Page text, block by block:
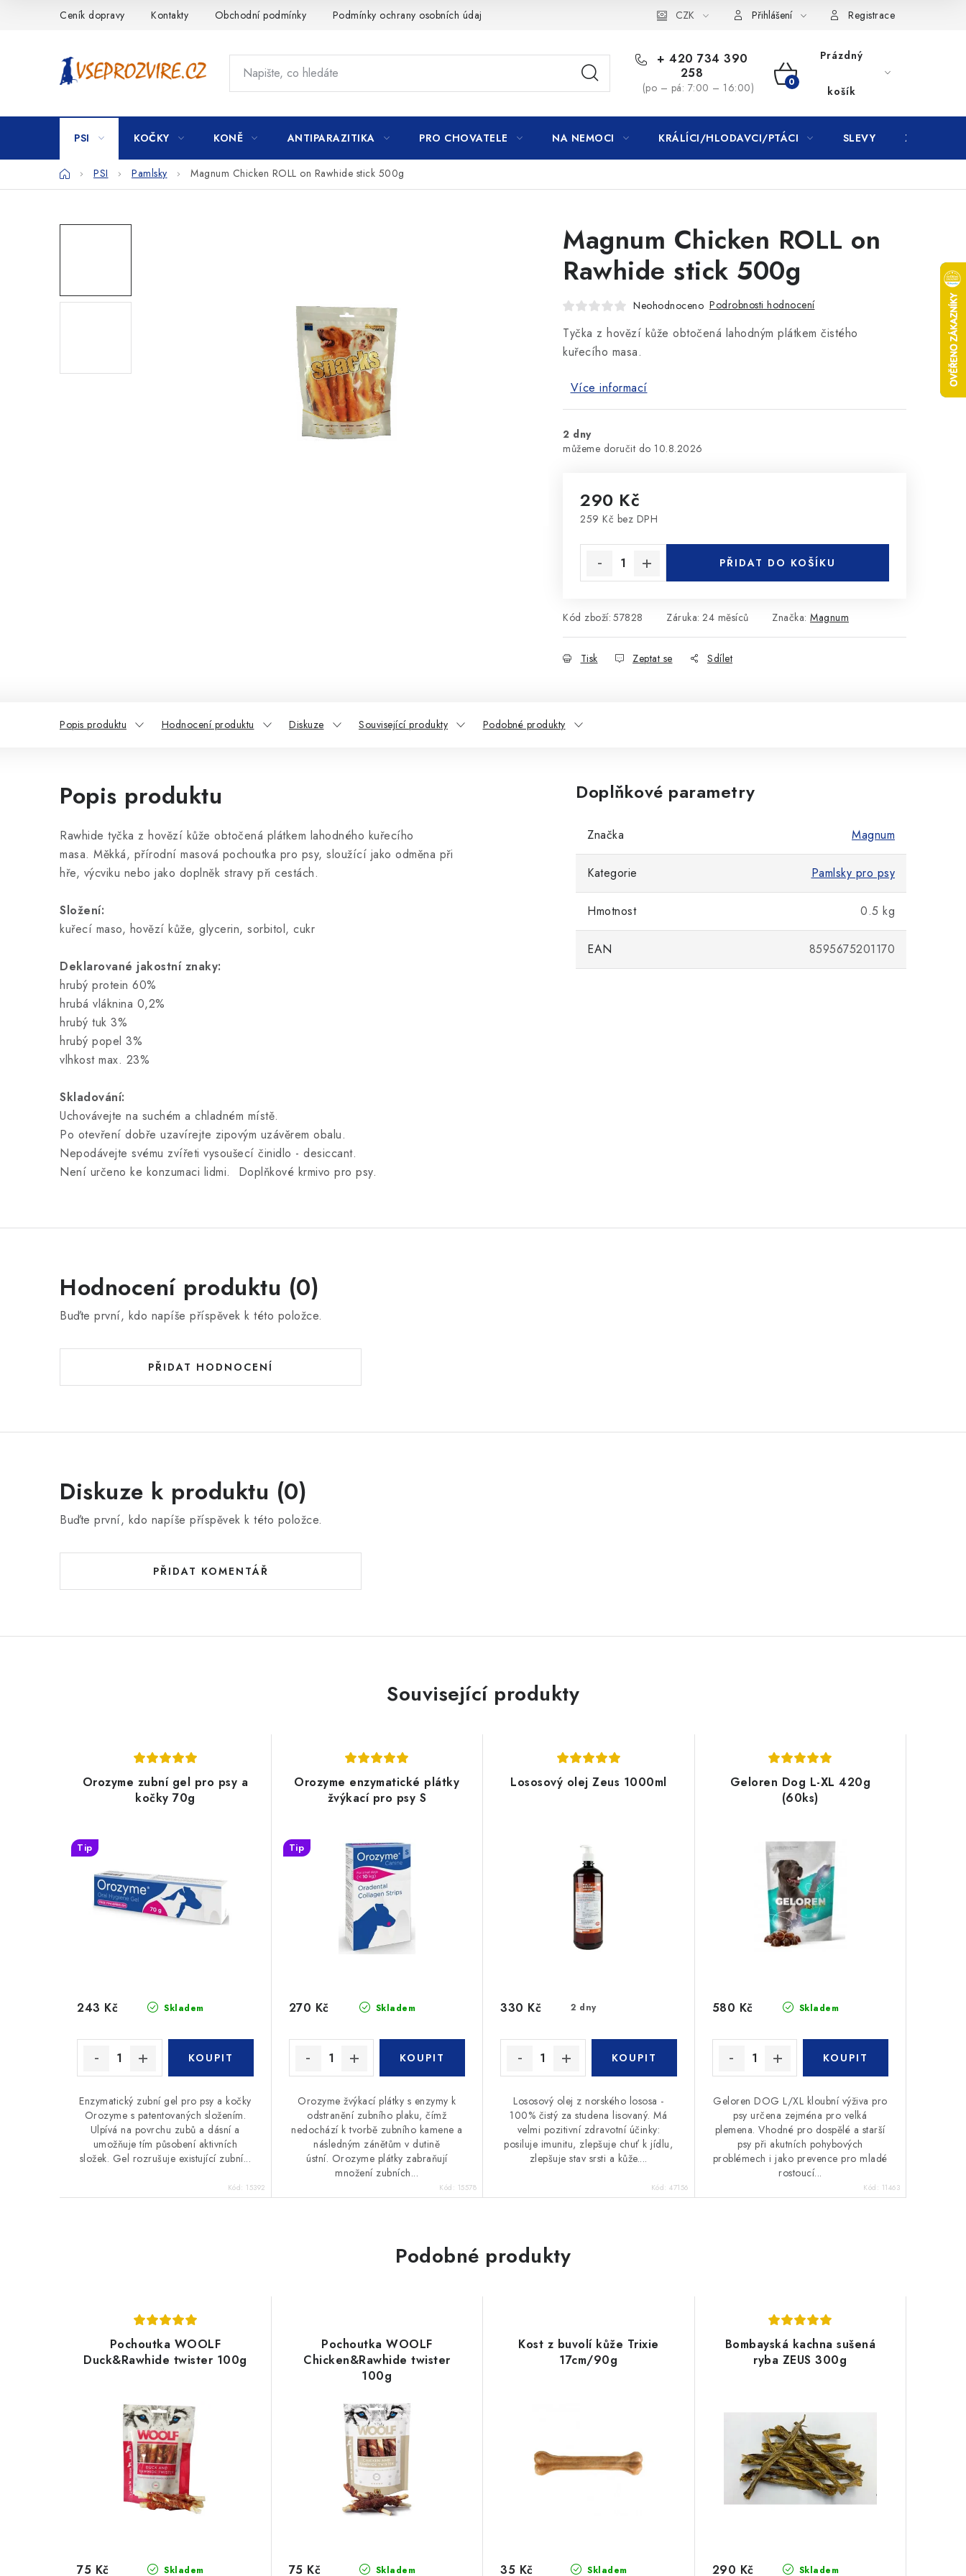
Ceník dopravy Kontakty Obchodní podmínky Podmínky ochrany osobních údajů CZK Přihlášení Registrace
+ 420 734 390
258
(po – pá: 7:00 – 16:00)
NÁKUPNÍ
KOŠÍK
Prázdný
košík
PSI KOČKY KONĚ ANTIPARAZITIKA PRO CHOVATELE NA NEMOCI KRÁLÍCI/HLODAVCI/PTÁCI SLEVY ZNAČKY
DomůPSI Pamlsky Magnum Chicken ROLL on Rawhide stick 500g
Magnum Chicken ROLL on
Rawhide stick 500g
Neohodnoceno Podrobnosti hodnocení
Tyčka z hovězí kůže obtočená lahodným plátkem čistého
kuřecího masa.
Více informací
2 dny
10.8.2026
290 Kč
259 Kč bez DPH
PŘIDAT DO KOŠÍKU
Kód zboží: 57828 Záruka: 24 měsíců Značka: Magnum
Tisk Zeptat se Sdílet
Popis produktu Hodnocení produktu Diskuze Související produkty Podobné produkty
Popis produktu
Rawhide tyčka z hovězí kůže obtočená plátkem lahodného kuřecího
masa. Měkká, přírodní masová pochoutka pro psy, sloužící jako odměna při
hře, výcviku nebo jako doplněk stravy při cestách.
Složení:
kuřecí maso, hovězí kůže, glycerin, sorbitol, cukr
Deklarované jakostní znaky:
hrubý protein 60%
hrubá vláknina 0,2%
hrubý tuk 3%
hrubý popel 3%
vlhkost max. 23%
Skladování:
Uchovávejte na suchém a chladném místě.
Po otevření dobře uzavírejte zipovým uzávěrem obalu.
Nepodávejte svému zvířeti vysoušecí činidlo - desiccant.
Není určeno ke konzumaci lidmi. Doplňkové krmivo pro psy.
Doplňkové parametry
Značka Magnum
Kategorie Pamlsky pro psy
Hmotnost 0.5 kg
EAN 8595675201170
Hodnocení produktu (0)
Buďte první, kdo napíše příspěvek k této položce.
PŘIDAT HODNOCENÍ
Diskuze k produktu (0)
Buďte první, kdo napíše příspěvek k této položce.
PŘIDAT KOMENTÁŘ
Související produkty
Orozyme zubní gel pro psy a
kočky 70g
Tip
Skladem
243 Kč
Enzymatický zubní gel pro psy a kočky
Orozyme s patentovaných složením.
Ulpívá na povrchu zubů a dásní a
umožňuje tím působení aktivních
složek. Gel rozrušuje existující zubní...
Kód: 15392
Orozyme enzymatické plátky
žvýkací pro psy S
Tip
Skladem
270 Kč
Orozyme žvýkací plátky s enzymy k
odstranění zubního plaku, čímž
nedochází k tvorbě zubního kamene a
následným zánětům v dutině
ústní. Orozyme plátky zabraňují
množení zubních...
Kód: 15578
Lososový olej Zeus 1000ml
2 dny
330 Kč
Lososový olej z norského lososa -
100% čistý za studena lisovaný. Má
velmi pozitivní zdravotní účinky:
posiluje imunitu, zlepšuje chuť k jídlu,
zlepšuje stav srsti a kůže....
Kód: 47156
Geloren Dog L-XL 420g
(60ks)
Skladem
580 Kč
Geloren DOG L/XL kloubní výživa pro
psy určena zejména pro velká
plemena. Vhodné pro dospělé a starší
psy při akutních pohybových
problémech i jako prevence pro mladé
rostoucí...
Kód: 11463
Podobné produkty
Pochoutka WOOLF
Duck&Rawhide twister 100g
Skladem
75 Kč
Pochoutka WOOLF
Chicken&Rawhide twister
100g
Skladem
75 Kč
Kost z buvolí kůže Trixie
17cm/90g
Skladem
35 Kč
Bombayská kachna sušená
ryba ZEUS 300g
Skladem
290 Kč